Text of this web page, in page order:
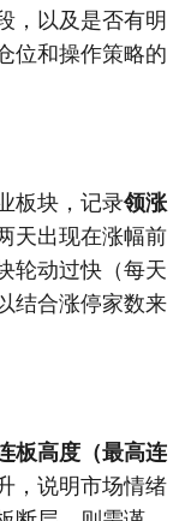
，以及是否有明
位和操作策略的
板块，记录领涨
天出现在涨幅前
轮动过快（每天
结合涨停家数来
板高度（最高连
，说明市场情绪